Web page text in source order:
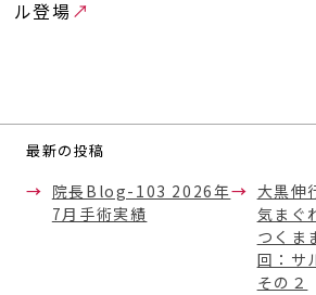
多焦点眼
アドオン
白内障
外来
最新の投稿
院長Blog-103 2026年
7月手術実績
大黒伸
気まぐ
つくま
回：サ
その２
ル登場